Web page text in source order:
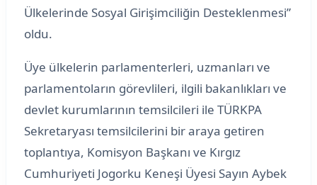
Ülkelerinde Sosyal Girişimciliğin Desteklenmesi”
oldu.
Üye ülkelerin parlamenterleri, uzmanları ve
parlamentoların görevlileri, ilgili bakanlıkları ve
devlet kurumlarının temsilcileri ile TÜRKPA
Sekretaryası temsilcilerini bir araya getiren
toplantıya, Komisyon Başkanı ve Kırgız
Cumhuriyeti Jogorku Keneşi Üyesi Sayın Aybek